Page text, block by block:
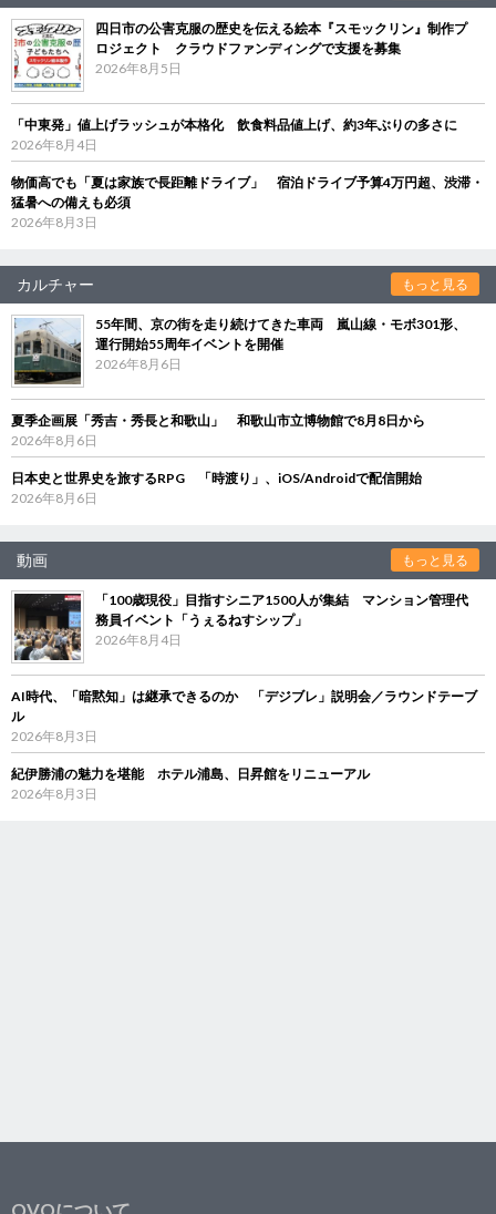
四日市の公害克服の歴史を伝える絵本『スモックリン』制作プ
ロジェクト クラウドファンディングで支援を募集
2026年8月5日
「中東発」値上げラッシュが本格化 飲食料品値上げ、約3年ぶりの多さに
2026年8月4日
物価高でも「夏は家族で長距離ドライブ」 宿泊ドライブ予算4万円超、渋滞・
猛暑への備えも必須
2026年8月3日
カルチャー もっと見る
55年間、京の街を走り続けてきた車両 嵐山線・モボ301形、
運行開始55周年イベントを開催
2026年8月6日
夏季企画展「秀吉・秀長と和歌山」 和歌山市立博物館で8月8日から
2026年8月6日
日本史と世界史を旅するRPG 「時渡り」、iOS/Androidで配信開始
2026年8月6日
動画 もっと見る
「100歳現役」目指すシニア1500人が集結 マンション管理代
務員イベント「うぇるねすシップ」
2026年8月4日
AI時代、「暗黙知」は継承できるのか 「デジブレ」説明会／ラウンドテーブ
ル
2026年8月3日
紀伊勝浦の魅力を堪能 ホテル浦島、日昇館をリニューアル
2026年8月3日